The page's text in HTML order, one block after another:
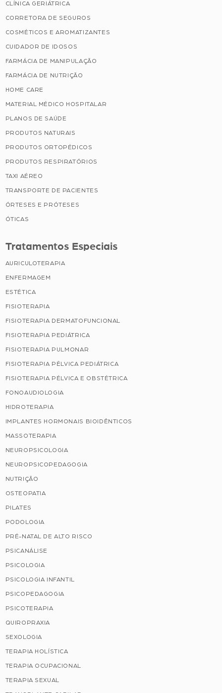
CLÍNICA GERIÁTRICA
CORRETORA DE SEGUROS
COSMÉTICOS E AROMATIZANTES
CUIDADOR DE IDOSOS
FARMÁCIA DE MANIPULAÇÃO
FARMÁCIA DE NUTRIÇÃO
HOME CARE
MATERIAL MÉDICO HOSPITALAR
PLANOS DE SAÚDE
PRODUTOS NATURAIS
PRODUTOS ORTOPÉDICOS
PRODUTOS RESPIRATÓRIOS
TAXI AÉREO
TRANSPORTE DE PACIENTES
ÓRTESES E PRÓTESES
ÓTICAS
Tratamentos Especiais
AURICULOTERAPIA
ENFERMAGEM
ESTÉTICA
FISIOTERAPIA
FISIOTERAPIA DERMATOFUNCIONAL
FISIOTERAPIA PEDIÁTRICA
FISIOTERAPIA PULMONAR
FISIOTERAPIA PÉLVICA PEDIÁTRICA
FISIOTERAPIA PÉLVICA E OBSTÉTRICA
FONOAUDIOLOGIA
HIDROTERAPIA
IMPLANTES HORMONAIS BIOIDÊNTICOS
MASSOTERAPIA
NEUROPSICOLOGIA
NEUROPSICOPEDAGOGIA
NUTRIÇÃO
OSTEOPATIA
PILATES
PODOLOGIA
PRÉ-NATAL DE ALTO RISCO
PSICANÁLISE
PSICOLOGIA
PSICOLOGIA INFANTIL
PSICOPEDAGOGIA
PSICOTERAPIA
QUIROPRAXIA
SEXOLOGIA
TERAPIA HOLÍSTICA
TERAPIA OCUPACIONAL
TERAPIA SEXUAL